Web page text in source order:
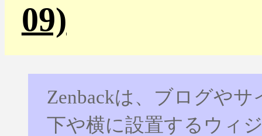
09)
Zenbackは、ブログやサ
下や横に設置するウィ